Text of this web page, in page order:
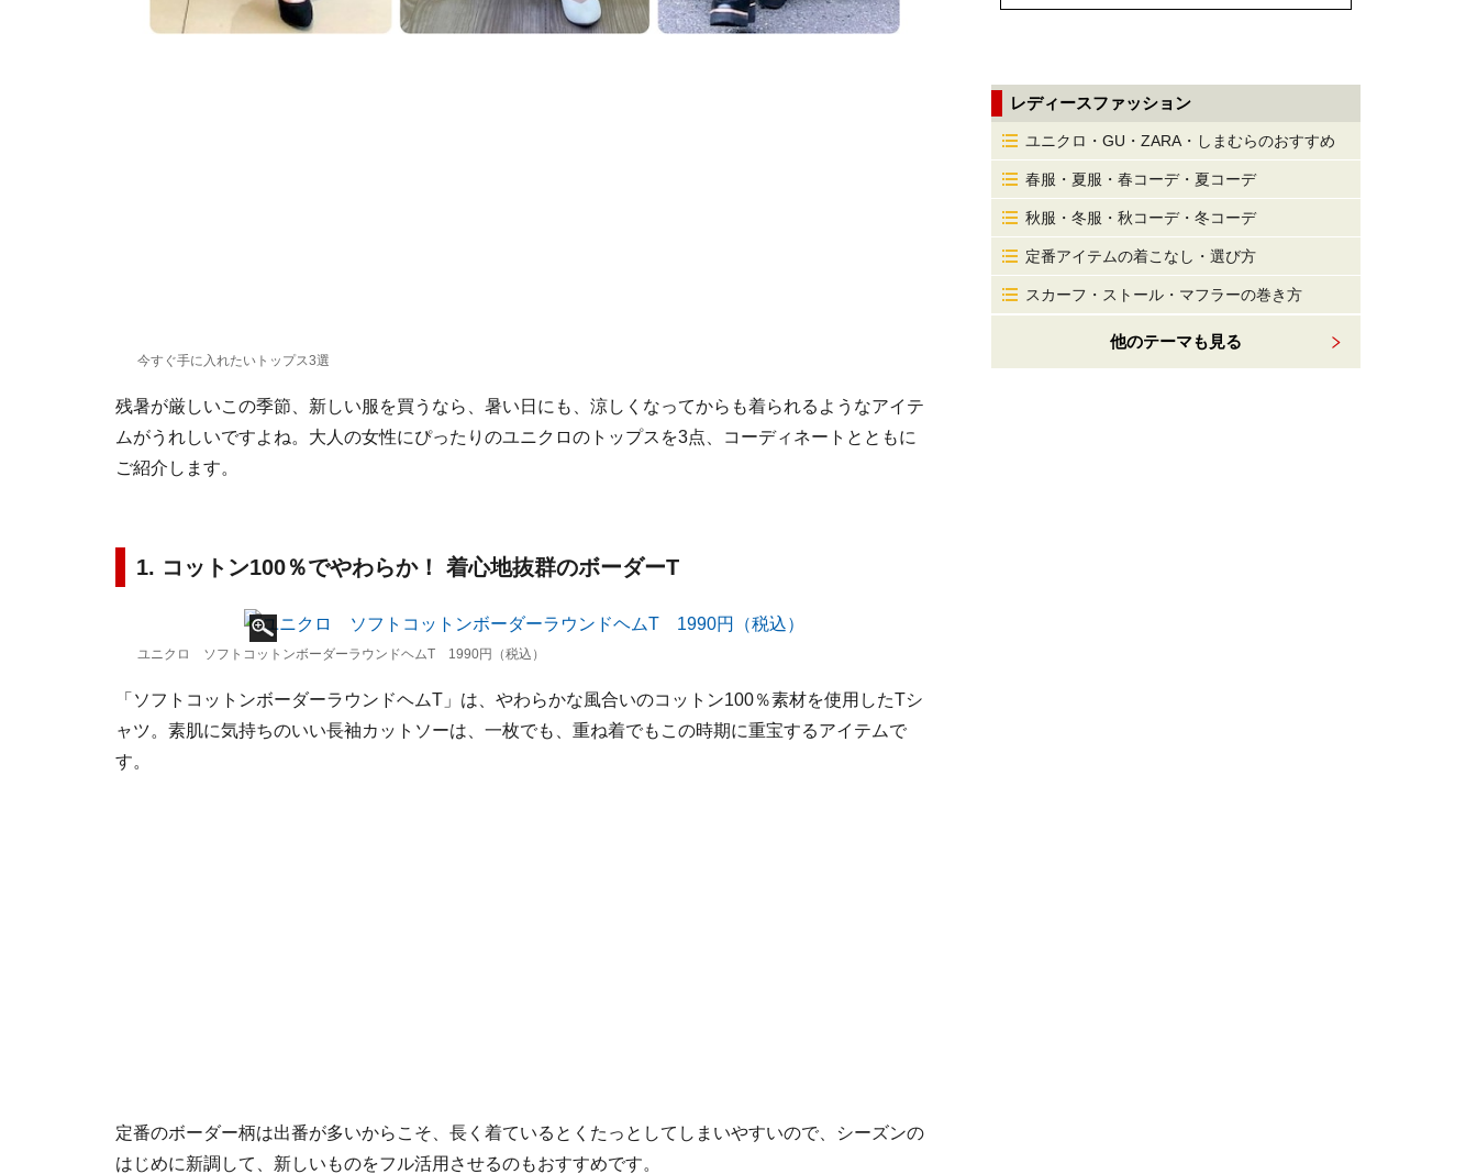
今すぐ手に入れたいトップス3選
残暑が厳しいこの季節、新しい服を買うなら、暑い日にも、涼しくなってからも着られるようなアイテ
ムがうれしいですよね。大人の女性にぴったりのユニクロのトップスを3点、コーディネートとともに
ご紹介します。
1. コットン100％でやわらか！ 着心地抜群のボーダーT
ユニクロ ソフトコットンボーダーラウンドヘムT 1990円（税込）
「ソフトコットンボーダーラウンドヘムT」は、やわらかな風合いのコットン100％素材を使用したTシ
ャツ。素肌に気持ちのいい長袖カットソーは、一枚でも、重ね着でもこの時期に重宝するアイテムで
す。
定番のボーダー柄は出番が多いからこそ、長く着ているとくたっとしてしまいやすいので、シーズンの
はじめに新調して、新しいものをフル活用させるのもおすすめです。
レディースファッション
ユニクロ・GU・ZARA・しまむらのおすすめ
春服・夏服・春コーデ・夏コーデ
秋服・冬服・秋コーデ・冬コーデ
定番アイテムの着こなし・選び方
スカーフ・ストール・マフラーの巻き方
他のテーマも見る